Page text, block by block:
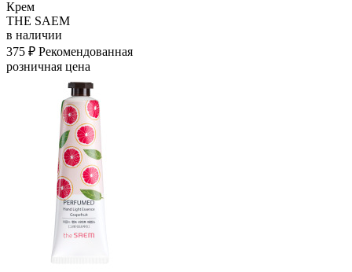
Крем
THE SAEM
в наличии
375 ₽ Рекомендованная
розничная цена